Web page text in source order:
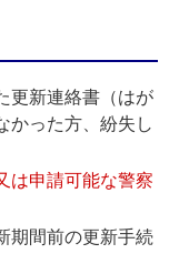
更新連絡書（はが
かった方、紛失し
は申請可能な警察
期間前の更新手続